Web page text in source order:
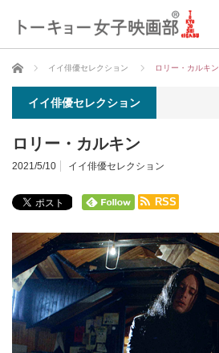
ホーム イイ俳優セレクション ロリー・カルキン
イイ俳優セレクション
ロリー・カルキン
2021/5/10 イイ俳優セレクション
RSS